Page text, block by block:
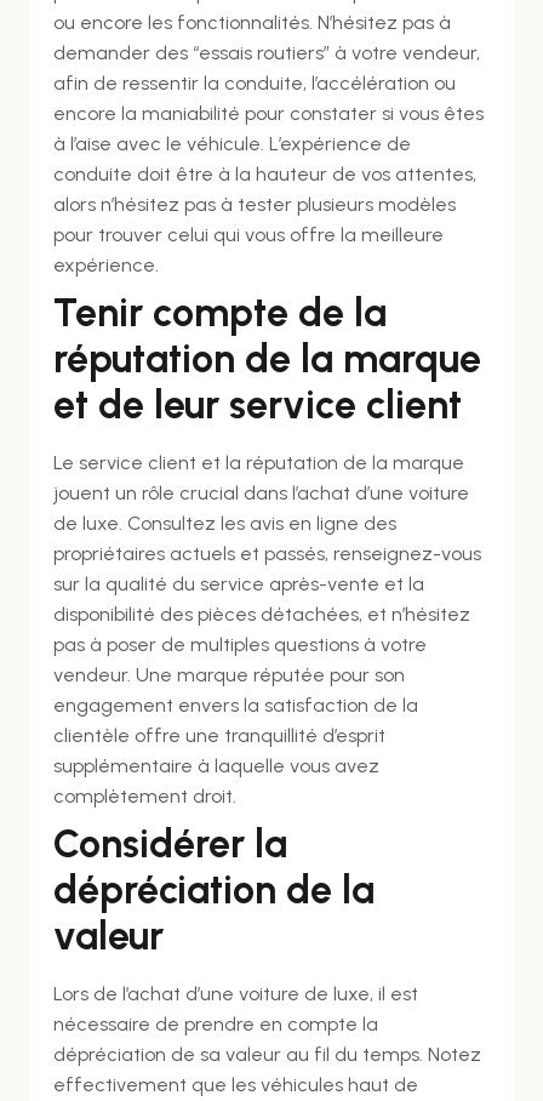
ou encore les fonctionnalités. N’hésitez pas à
demander des “essais routiers” à votre vendeur,
afin de ressentir la conduite, l’accélération ou
encore la maniabilité pour constater si vous êtes
à l’aise avec le véhicule. L’expérience de
conduite doit être à la hauteur de vos attentes,
alors n’hésitez pas à tester plusieurs modèles
pour trouver celui qui vous offre la meilleure
expérience.
Tenir compte de la
réputation de la marque
et de leur service client
Le service client et la réputation de la marque
jouent un rôle crucial dans l’achat d’une voiture
de luxe. Consultez les avis en ligne des
propriétaires actuels et passés, renseignez-vous
sur la qualité du service après-vente et la
disponibilité des pièces détachées, et n’hésitez
pas à poser de multiples questions à votre
vendeur. Une marque réputée pour son
engagement envers la satisfaction de la
clientèle offre une tranquillité d’esprit
supplémentaire à laquelle vous avez
complètement droit.
Considérer la
dépréciation de la
valeur
Lors de l’achat d’une voiture de luxe, il est
nécessaire de prendre en compte la
dépréciation de sa valeur au fil du temps. Notez
effectivement que les véhicules haut de